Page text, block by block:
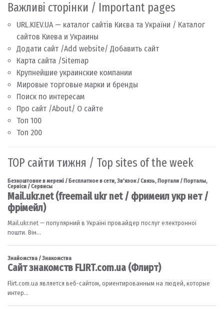
Важливі сторінки / Important pages
URL.KIEV.UA — каталог сайтів Києва та України / Каталог
сайтов Киева и Украины
Додати сайт /Add website/ Добавить сайт
Карта сайта /Sitemap
Крупнейшие украинские компании
Мировые торговые марки и бренды
Поиск по интересам
Про сайт /About/ О сайте
Топ 100
Топ 200
TOP сайти тижня / Top sites of the week